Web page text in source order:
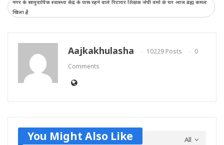
नगर के सामुदायिक स्वास्थ्य केंद्र के पास रहने वाले रिटायर शिक्षक जेपी वर्मा के घर आज ब्रह्म कमल
खिला है
Aajkakhulasha 10229 Posts
0
Comments
All
You Might Also Like